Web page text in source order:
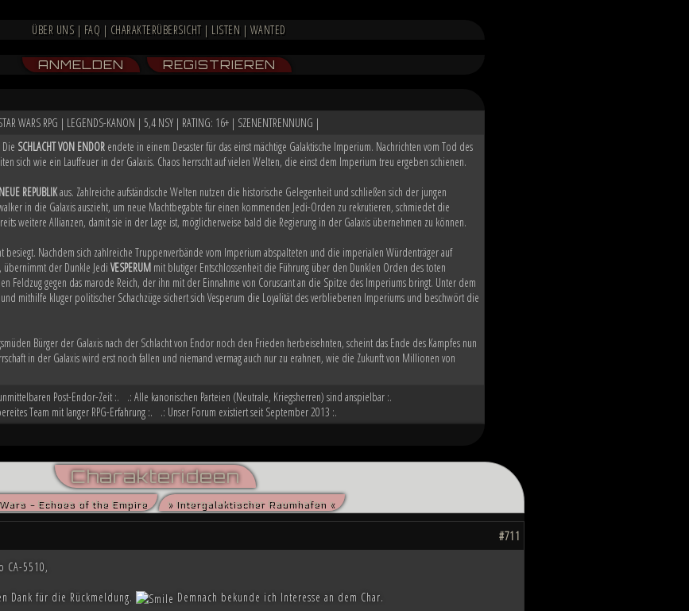
ÜBER UNS | FAQ | CHARAKTERÜBERSICHT | LISTEN | WANTED
ANMELDEN REGISTRIEREN
WARS RPG | LEGENDS-KANON | 5,4 NSY | RATING: 16+ | SZENENTRENNUNG |
SCHLACHT VON ENDOR endete in einem Desaster für das einst mächtige Galaktische Imperium. Nachrichten vom Tod des
sich wie ein Lauffeuer in der Galaxis. Chaos herrscht auf vielen Welten, die einst dem Imperium treu ergeben schienen.
NEUE REPUBLIKaus. Zahlreiche aufständische Welten nutzen die historische Gelegenheit und schließen sich der jungen
in die Galaxis auszieht, um neue Machtbegabte für einen kommenden Jedi-Orden zu rekrutieren, schmiedet die
weitere Allianzen, damit sie in der Lage ist, möglicherweise bald die Regierung in der Galaxis übernehmen zu können.
Nachdem sich zahlreiche Truppenverbände vom Imperium abspalteten und die imperialen Würdenträger auf
übernimmt der Dunkle Jedi VESPERUM mit blutiger Entschlossenheit die Führung über den Dunklen Orden des toten
Feldzug gegen das marode Reich, der ihn mit der Einnahme von Coruscant an die Spitze des Imperiums bringt. Unter dem
mithilfe kluger politischer Schachzüge sichert sich Vesperum die Loyalität des verbliebenen Imperiums und beschwört die
Bürger der Galaxis nach der Schlacht von Endor noch den Frieden herbeisehnten, scheint das Ende des Kampfes nun
in der Galaxis wird erst noch fallen und niemand vermag auch nur zu erahnen, wie die Zukunft von Millionen von
Post-Endor-Zeit :. .: Alle kanonischen Parteien (Neutrale, Kriegsherren) sind anspielbar :.
Team mit langer RPG-Erfahrung :. .: Unser Forum existiert seit September 2013 :.
Charakterideen
- Echoes of the Empire » Intergalaktischer Raumhafen «
#711
CA-5510,
Dank für die Rückmeldung.
Demnach bekunde ich Interesse an dem Char.